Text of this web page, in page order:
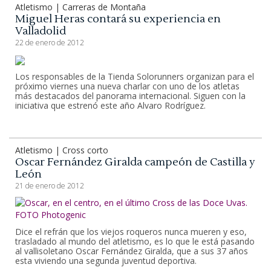
Atletismo | Carreras de Montaña
Miguel Heras contará su experiencia en
Valladolid
22 de enero de 2012
Los responsables de la Tienda Solorunners organizan para el
próximo viernes una nueva charlar con uno de los atletas
más destacados del panorama internacional. Siguen con la
iniciativa que estrenó este año Alvaro Rodríguez.
Atletismo | Cross corto
Oscar Fernández Giralda campeón de Castilla y
León
21 de enero de 2012
Dice el refrán que los viejos roqueros nunca mueren y eso,
trasladado al mundo del atletismo, es lo que le está pasando
al vallisoletano Oscar Fernández Giralda, que a sus 37 años
esta viviendo una segunda juventud deportiva.